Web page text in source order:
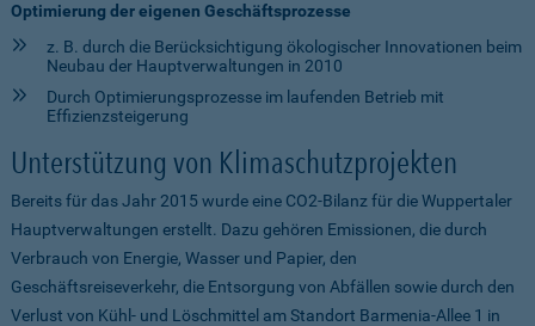
Optimierung der eigenen Geschäftsprozesse
z. B. durch die Berücksichtigung ökologischer Innovationen beim
Neubau der Hauptverwaltungen in 2010
Durch Optimierungsprozesse im laufenden Betrieb mit
Effizienzsteigerung
Unterstützung von Klimaschutzprojekten
Bereits für das Jahr 2015 wurde eine CO2-Bilanz für die Wuppertaler
Hauptverwaltungen erstellt. Dazu gehören Emissionen, die durch
Verbrauch von Energie, Wasser und Papier, den
Geschäftsreiseverkehr, die Entsorgung von Abfällen sowie durch den
Verlust von Kühl- und Löschmittel am Standort Barmenia-Allee 1 in